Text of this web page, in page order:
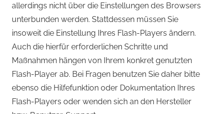
allerdings nicht über die Einstellungen des Browsers
unterbunden werden. Stattdessen müssen Sie
insoweit die Einstellung Ihres Flash-Players ändern.
Auch die hierfür erforderlichen Schritte und
Maßnahmen hängen von Ihrem konkret genutzten
Flash-Player ab. Bei Fragen benutzen Sie daher bitte
ebenso die Hilfefunktion oder Dokumentation Ihres
Flash-Players oder wenden sich an den Hersteller